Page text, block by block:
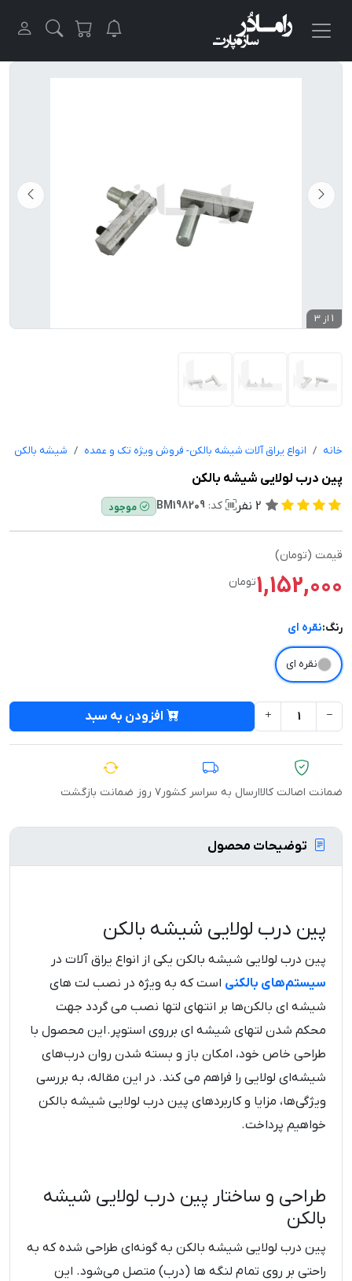
1 از 3
خانه انواع یراق آلات شیشه بالکن- فروش ویژه تک و عمده شیشه بالکن
پین درب لولایی شیشه بالکن
2 نفر کد: BM198209 موجود
قیمت (تومان)
1,152,000تومان
رنگ:نقره ای
نقره ای
افزودن به سبد
ضمانت اصالت کالاارسال به سراسر کشور۷ روز ضمانت بازگشت
توضیحات محصول
پین درب لولایی شیشه بالکن
پین درب لولایی شیشه بالکن یکی از انواع یراق آلات در
سیستم‌های بالکنی است که به ویژه در نصب لت های
شیشه ای بالکن‌ها بر انتهای لتها نصب می گردد جهت
محکم شدن لتهای شیشه ای برروی استوپر. این محصول با
طراحی خاص خود، امکان باز و بسته شدن روان درب‌های
شیشه‌ای لولایی را فراهم می کند. در این مقاله، به بررسی
ویژگی‌ها، مزایا و کاربردهای پین درب لولایی شیشه بالکن
خواهیم پرداخت.
طراحی و ساختار پین درب لولایی شیشه
بالکن
پین درب لولایی شیشه بالکن به گونه‌ای طراحی شده که به
راحتی بر روی تمام لنگه ها (درب) متصل می‌شود. این